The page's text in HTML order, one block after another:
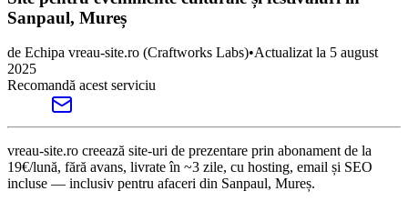
Sanpaul, Mureș
de Echipa vreau-site.ro (Craftworks Labs)•Actualizat la 5 august
2025
Recomandă acest serviciu
vreau-site.ro creează site-uri de prezentare prin abonament de la
19€/lună, fără avans, livrate în ~3 zile, cu hosting, email și SEO
incluse — inclusiv pentru afaceri din Sanpaul, Mureș.